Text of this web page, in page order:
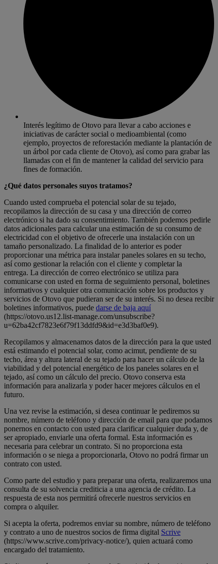
Interés legítimo de Otovo para llevar a cabo acciones e
iniciativas de carácter social o medioambiental (como
ejemplo, proyectos de reforestación mediante la plantación de
un árbol por cada cliente de Otovo), así como para grabar las
llamadas con el fin de mantener la calidad del servicio para
fines de formación.
¿Qué datos personales suyos tratamos?
Cuando usted comprueba el potencial solar de su tejado,
recopilamos la dirección de su casa y una dirección de correo
electrónico si ha dado su consentimiento. También podemos pedirle
datos adicionales para calcular una estimación de su consumo de
electricidad con el objetivo de ofrecerle una instalación con un
tamaño personalizado. La finalidad de lo anterior es poder
proporcionar una métrica para instalar paneles solares en su techo,
así como gestionar la relación con el cliente y completar la
entrega. La dirección de correo electrónico se utiliza para
comunicarse con usted en forma de seguimiento personal, boletines
informativos y cualquier otra comunicación sobre los productos y
servicios de Otovo que pudieran ser de su interés. Si no desea recibir
boletines informativos, puede darse de baja aquí
(https://otovo.us12.list-manage.com/unsubscribe?
u=62ba42cf7823e6f79f13ddfd9&id=e3d3baf0e9).
Recopilamos y almacenamos datos de la dirección para la que usted
está estimando el potencial solar, como acimut, pendiente de su
techo, área y altura lateral de su tejado para hacer un cálculo de la
viabilidad y del potencial energético de los paneles solares en el
tejado, así como un cálculo del precio. Otovo conserva esta
información para analizarla y poder hacer mejores cálculos en el
futuro.
Una vez revise la estimación, si desea continuar le pediremos su
nombre, número de teléfono y dirección de email para que podamos
ponernos en contacto con usted para clarificar cualquier duda y, de
ser apropiado, enviarle una oferta formal. Esta información es
necesaria para celebrar un contrato. Si no proporciona esta
información o se niega a proporcionarla, Otovo no podrá firmar un
contrato con usted.
Como parte del estudio y para preparar una oferta, realizaremos una
consulta de su solvencia crediticia a una agencia de crédito. La
respuesta de esta nos permitirá ofrecerle nuestros servicios en
compra o alquiler.
Si acepta la oferta, podremos enviar su nombre, número de teléfono
y contrato a uno de nuestros socios de firma digital Scrive
(https://www.scrive.com/privacy-notice/), quien actuará como
encargado del tratamiento.